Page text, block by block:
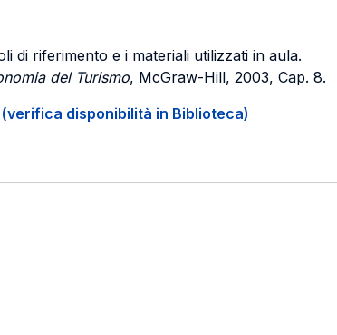
di riferimento e i materiali utilizzati in aula.
del Turismo, McGraw-Hill, 2003, Cap. 8.
disponibilità in Biblioteca)